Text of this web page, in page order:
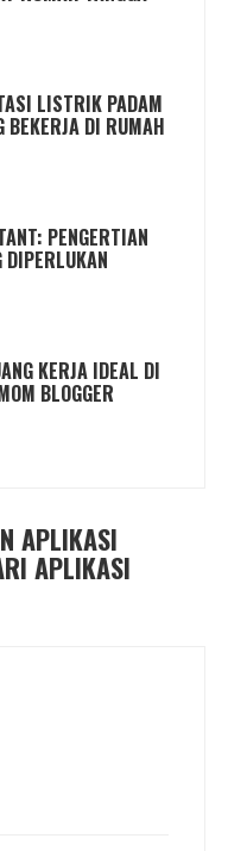
LISTRIK PADAM
BEKERJA DI RUMAH
PENGERTIAN
DIPERLUKAN
KERJA IDEAL DI
BLOGGER
APLIKASI
APLIKASI